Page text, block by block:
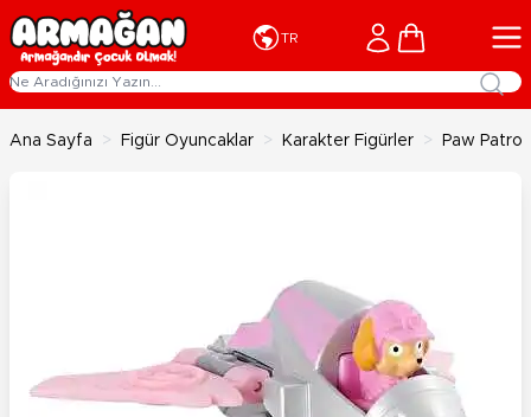
İçeriğe geç
TR Cart
Ana Sayfa > Figür Oyuncaklar > Karakter Figürler > Paw